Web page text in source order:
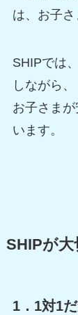
は、お子さ
SHIPでは
しながら、
お子さま
います。
SHIPが
1．1対1